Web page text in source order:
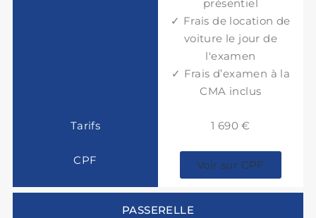
présentiel
✓ Frais de location de
voiture le jour de
l'examen
✓ Frais d’examen à la
CMA inclus
1 690 €
Voir sur CPF
PASSERELLE